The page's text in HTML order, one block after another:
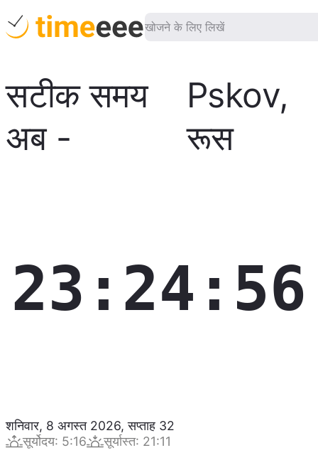
सटीक समय
अब-
Pskov,
रूस
23:24:57
शनिवार, 8 अगस्त 2026,सप्ताह 32
सूर्योदय: 5:16 सूर्यास्त: 21:11